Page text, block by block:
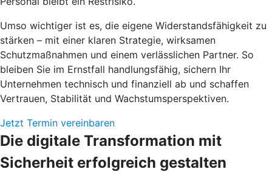
Umso wichtiger ist es, die eigene Widerstandsfähigkeit zu
stärken – mit einer klaren Strategie, wirksamen
Schutzmaßnahmen und einem verlässlichen Partner. So
bleiben Sie im Ernstfall handlungsfähig, sichern Ihr
Unternehmen technisch und finanziell ab und schaffen
Vertrauen, Stabilität und Wachstumsperspektiven.
Jetzt Termin vereinbaren
Die digitale Transformation mit
Sicherheit erfolgreich gestalten